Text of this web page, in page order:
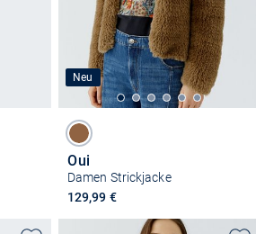
Neu
Oui
Damen Strickjacke
129,99 €